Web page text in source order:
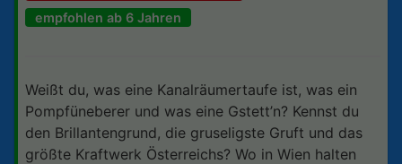
empfohlen ab 6 Jahren
Weißt du, was eine Kanalräumertaufe ist, was ein
Pompfüneberer und was eine Gstett’n? Kennst du
den Brillantengrund, die gruseligste Gruft und das
größte Kraftwerk Österreichs? Wo in Wien halten